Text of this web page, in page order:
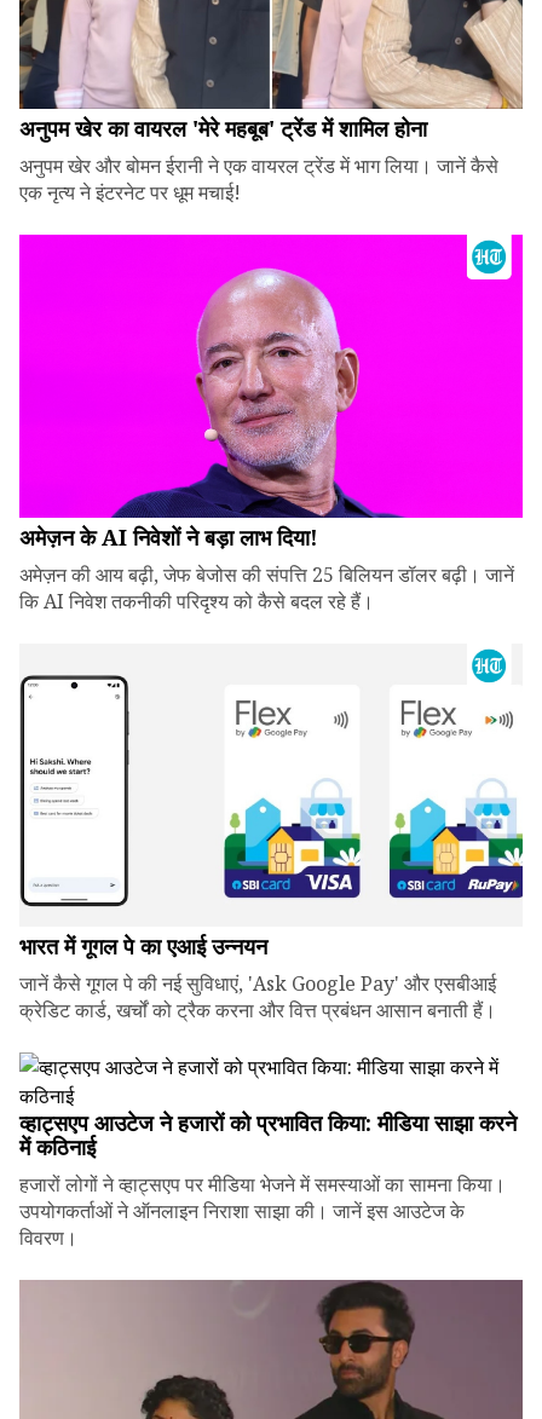
अनुपम खेर का वायरल 'मेरे महबूब' ट्रेंड में शामिल होना
अनुपम खेर और बोमन ईरानी ने एक वायरल ट्रेंड में भाग लिया। जानें कैसे
एक नृत्य ने इंटरनेट पर धूम मचाई!
अमेज़न के AI निवेशों ने बड़ा लाभ दिया!
अमेज़न की आय बढ़ी, जेफ बेजोस की संपत्ति 25 बिलियन डॉलर बढ़ी। जानें
कि AI निवेश तकनीकी परिदृश्य को कैसे बदल रहे हैं।
भारत में गूगल पे का एआई उन्नयन
जानें कैसे गूगल पे की नई सुविधाएं, 'Ask Google Pay' और एसबीआई
क्रेडिट कार्ड, खर्चों को ट्रैक करना और वित्त प्रबंधन आसान बनाती हैं।
व्हाट्सएप आउटेज ने हजारों को प्रभावित किया: मीडिया साझा करने
में कठिनाई
हजारों लोगों ने व्हाट्सएप पर मीडिया भेजने में समस्याओं का सामना किया।
उपयोगकर्ताओं ने ऑनलाइन निराशा साझा की। जानें इस आउटेज के
विवरण।